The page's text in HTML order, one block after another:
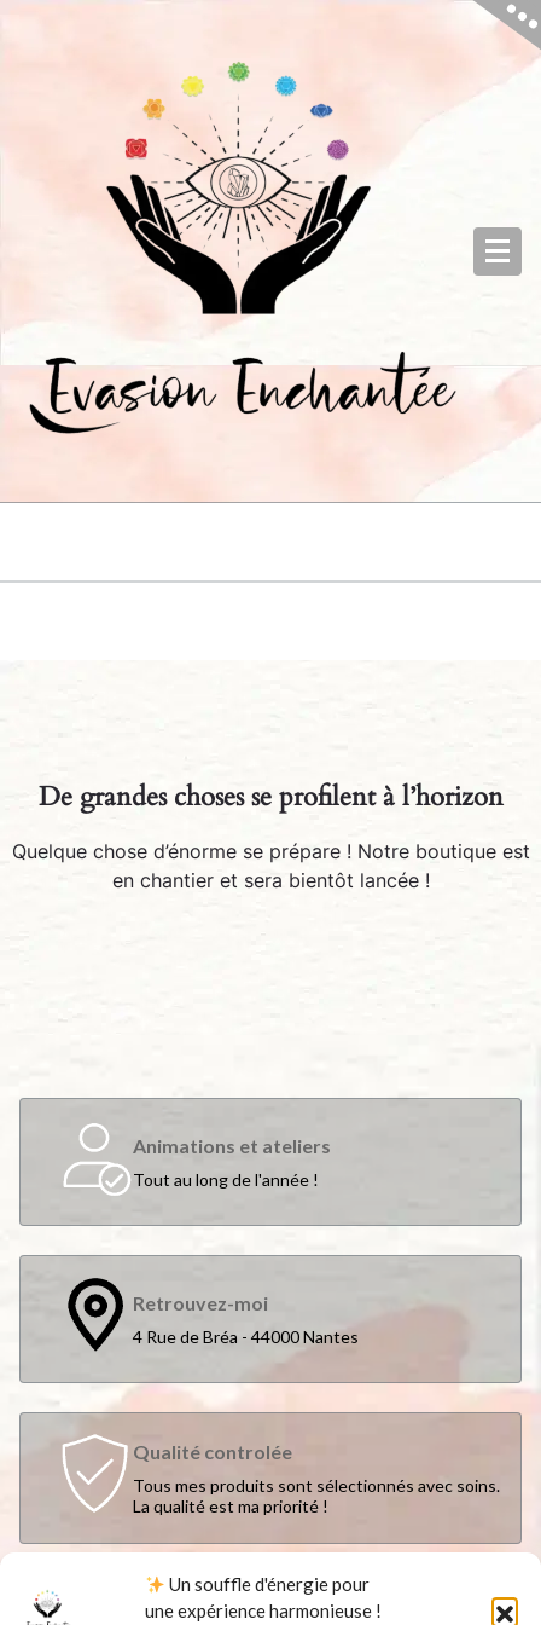
Un souffle d'énergie pour
une expérience harmonieuse !
De grandes choses se profilent à l’horizon
Quelque chose d’énorme se prépare ! Notre boutique est
en chantier et sera bientôt lancée !
Animations et ateliers
Tout au long de l'année !
Retrouvez-moi
4 Rue de Bréa - 44000 Nantes
Qualité controlée
Tous mes produits sont sélectionnés avec soins.
La qualité est ma priorité !